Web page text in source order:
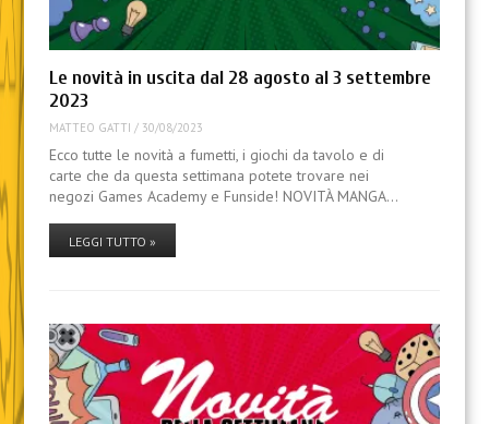
Le novità in uscita dal 28 agosto al 3 settembre
2023
MATTEO GATTI / 30/08/2023
Ecco tutte le novità a fumetti, i giochi da tavolo e di
carte che da questa settimana potete trovare nei
negozi Games Academy e Funside! NOVITÀ MANGA…
LEGGI TUTTO »